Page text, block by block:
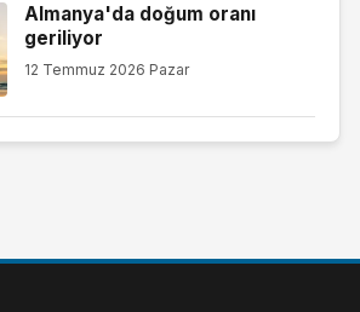
Almanya'da doğum oranı
geriliyor
12 Temmuz 2026 Pazar